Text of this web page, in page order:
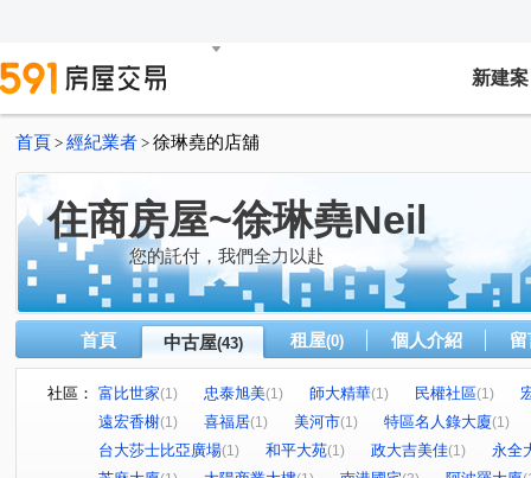
新建案
首頁 > 經紀業者 > 徐琳堯的店舖
住商房屋~徐琳堯Neil
您的託付，我們全力以赴
首頁 中古屋(43) 租屋(0) 個人介紹
社區： 富比世家(1) 忠泰旭美(1) 師大精華(1) 民權社區(1)
遠宏香榭(1) 喜福居(1) 美河市(1) 特區名人錄大廈(1)
台大莎士比亞廣場(1) 和平大苑(1) 政大吉美佳(1)
永全